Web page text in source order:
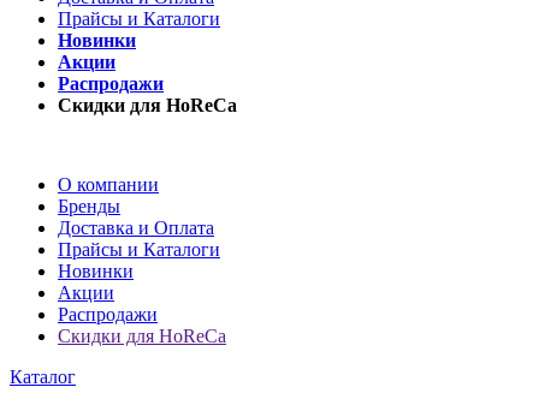
Прайсы и Каталоги
Новинки
Акции
Распродажи
Скидки для HoReCa
О компании
Бренды
Доставка и Оплата
Прайсы и Каталоги
Новинки
Акции
Распродажи
Скидки для HoReCa
Каталог